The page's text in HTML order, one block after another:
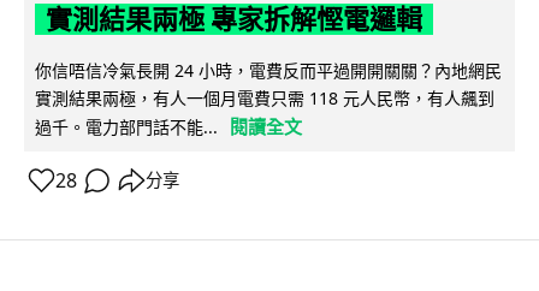
實測結果兩極 專家拆解慳電邏輯
你信唔信冷氣長開 24 小時，電費反而平過開開關關？內地網民
實測結果兩極，有人一個月電費只需 118 元人民幣，有人飆到
過千。電力部門話不能...
閱讀全文
28 分享